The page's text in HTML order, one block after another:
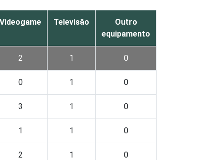
Videogame Televisão
Outro
equipamento
2 1 0
0 1 0
3 1 0
1 1 0
2 1 0